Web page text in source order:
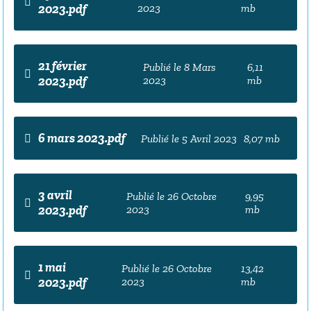
2023.pdf
2023
mb
21 février
2023.pdf
Publié le 8 Mars
2023
6,11
mb
6 mars 2023.pdf Publié le 5 Avril 2023 8,07 mb
3 avril
2023.pdf
Publié le 26 Octobre
2023
9,95
mb
1 mai
2023.pdf
Publié le 26 Octobre
2023
13,42
mb